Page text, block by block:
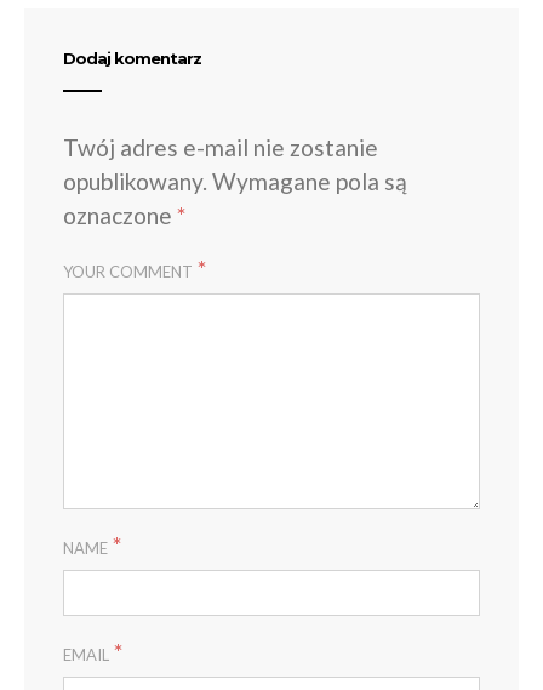
Dodaj komentarz
Twój adres e-mail nie zostanie
opublikowany. Wymagane pola są
oznaczone *
YOUR COMMENT *
NAME *
EMAIL *